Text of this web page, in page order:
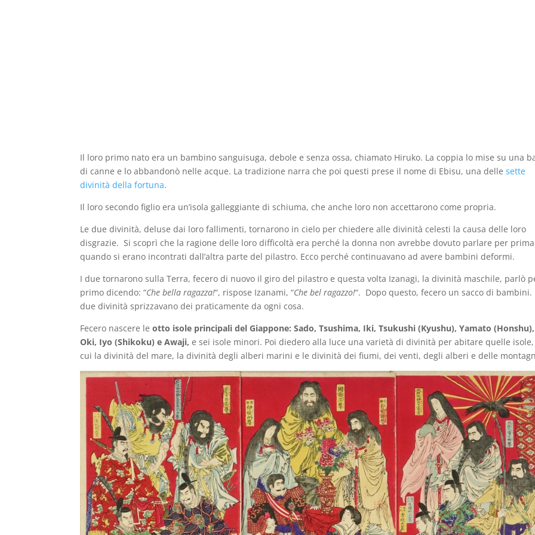
Il loro primo nato era un bambino sanguisuga, debole e senza ossa, chiamato Hiruko. La coppia lo mise su una
di canne e lo abbandonò nelle acque. La tradizione narra che poi questi prese il nome di Ebisu, una dellesette
divinità della fortuna.
Il loro secondo figlio era un’isola galleggiante di schiuma, che anche loro non accettarono come propria.
Le due divinità, deluse dai loro fallimenti, tornarono in cielo per chiedere alle divinità celesti la causa delle loro
disgrazie. Si scoprì che la ragione delle loro difficoltà era perché la donna non avrebbe dovuto parlare per prima
quando si erano incontrati dall’altra parte del pilastro. Ecco perché continuavano ad avere bambini deformi.
I due tornarono sulla Terra, fecero di nuovo il giro del pilastro e questa volta Izanagi, la divinità maschile, parlò
primo dicendo: “Che bella ragazza!“, rispose Izanami, “Che bel ragazzo!“. Dopo questo, fecero un sacco di bambini.
due divinità sprizzavano dei praticamente da ogni cosa.
Fecero nascere leotto isole principali del Giappone: Sado, Tsushima, Iki, Tsukushi (Kyushu), Yamato (Honshu),
Oki, Iyo (Shikoku) e Awaji, e sei isole minori. Poi diedero alla luce una varietà di divinità per abitare quelle
cui la divinità del mare, la divinità degli alberi marini e le divinità dei fiumi, dei venti, degli alberi e delle